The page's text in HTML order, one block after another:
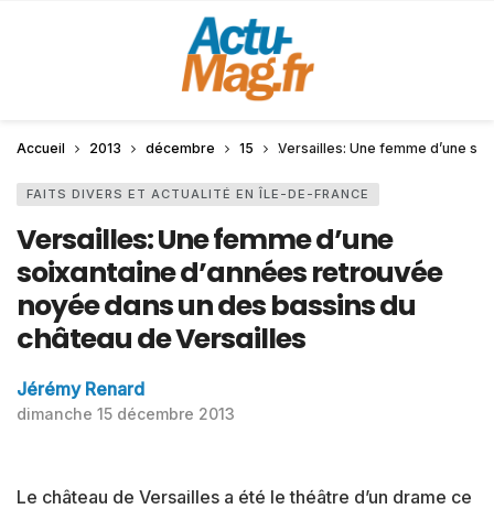
Accueil 2013 décembre 15 Versailles: Une femme d’une
FAITS DIVERS ET ACTUALITÉ EN ÎLE-DE-FRANCE
Versailles: Une femme d’une
soixantaine d’années retrouvée
noyée dans un des bassins du
château de Versailles
Jérémy Renard
dimanche 15 décembre 2013
Le château de Versailles a été le théâtre d’un drame ce